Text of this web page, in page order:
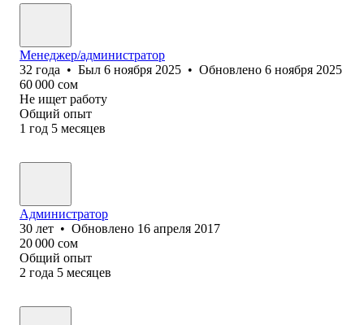
Менеджер/администратор
32 года • Был 6 ноября 2025 • Обновлено 6 ноября 2025
60 000 сом
Не ищет работу
Общий опыт
1 год 5 месяцев
Администратор
30 лет • Обновлено 16 апреля 2017
20 000 сом
Общий опыт
2 года 5 месяцев